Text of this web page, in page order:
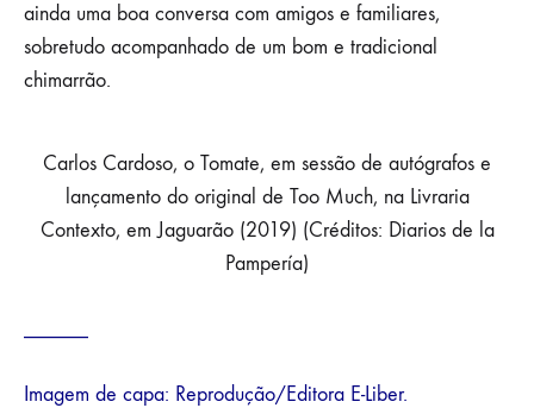
ainda uma boa conversa com amigos e familiares,
sobretudo acompanhado de um bom e tradicional
chimarrão.
Carlos Cardoso, o Tomate, em sessão de autógrafos e
lançamento do original de Too Much, na Livraria
Contexto, em Jaguarão (2019) (Créditos: Diarios de la
Pampería)
Imagem de capa: Reprodução/Editora E-Liber.